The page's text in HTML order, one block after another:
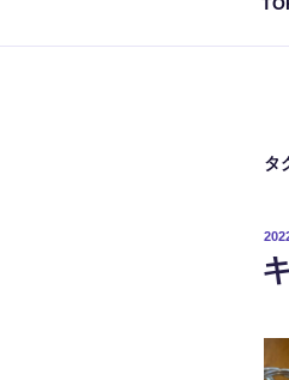
タ
投
稿
日: